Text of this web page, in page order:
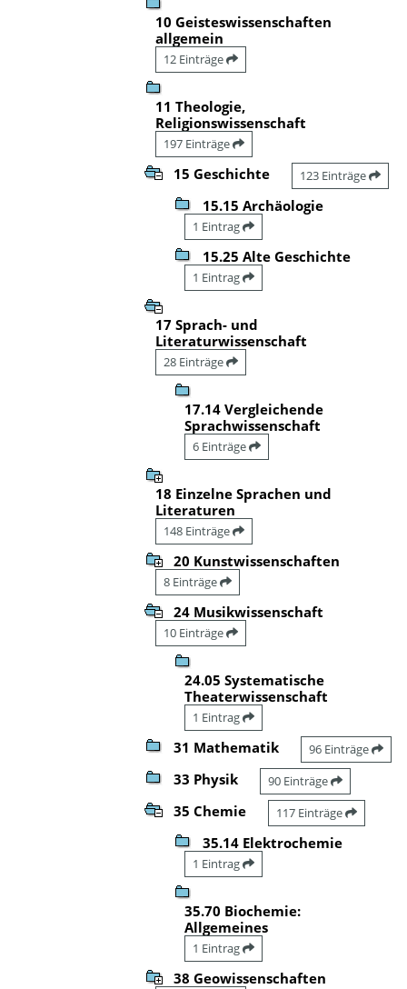
10 Geisteswissenschaften
allgemein
12 Einträge
11 Theologie,
Religionswissenschaft
197 Einträge
15 Geschichte 123 Einträge
15.15 Archäologie
1 Eintrag
15.25 Alte Geschichte
1 Eintrag
17 Sprach- und
Literaturwissenschaft
28 Einträge
17.14 Vergleichende
Sprachwissenschaft
6 Einträge
18 Einzelne Sprachen und
Literaturen
148 Einträge
20 Kunstwissenschaften
8 Einträge
24 Musikwissenschaft
10 Einträge
24.05 Systematische
Theaterwissenschaft
1 Eintrag
31 Mathematik 96 Einträge
33 Physik 90 Einträge
35 Chemie 117 Einträge
35.14 Elektrochemie
1 Eintrag
35.70 Biochemie:
Allgemeines
1 Eintrag
38 Geowissenschaften